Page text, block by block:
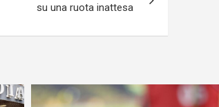
su una ruota inattesa